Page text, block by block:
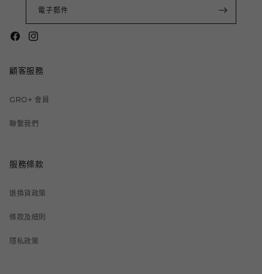
電子郵件
FacebookInstagram
顧客服務
GRO+ 會員
聯繫我們
服務條款
退換貨政策
條款及細則
隱私政策